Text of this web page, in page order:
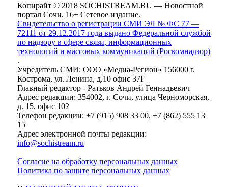
Копирайт © 2018 SOCHISTREAM.RU — Новостной
портал Сочи. 16+ Сетевое издание.
Свидетельство о регистрации СМИ ЭЛ № ФС 77 —
72111 от 29.12.2017 года выдано Федеральной службой
по надзору в сфере связи, информационных
технологий и массовых коммуникаций (Роскомнадзор)
.
Учредитель СМИ: ООО «Медиа-Регион» 156000 г.
Кострома, ул. Ленина, д.10 офис 37Г
Главный редактор - Ратьков Андрей Геннадьевич
Адрес редакции: 354002, г. Сочи, улица Черноморская,
д. 15, офис 102
Телефон редакции: +7 (915) 908 33 00, +7 (862) 555 13
15
Адрес электронной почты редакции:
info@sochistream.ru
Согласие на обработку персональных данных
Политика по защите персональных данных